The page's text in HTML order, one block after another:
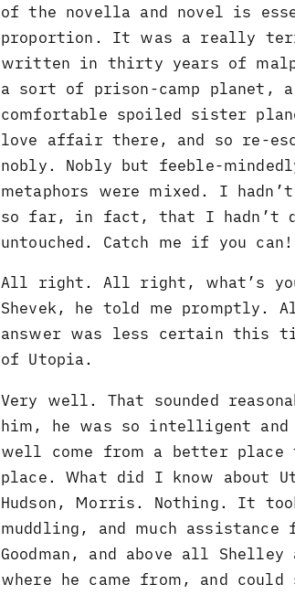
of the novella and novel is
proportion. It was a really
written in thirty years of
a sort of prison-camp planet,
comfortable spoiled sister
love affair there, and so re-
nobly. Nobly but feeble-
metaphors were mixed. I
so far, in fact, that I hadn’t
untouched. Catch me if you can!
All right. All right, what’s
Shevek, he told me promptly.
answer was less certain
of Utopia.
Very well. That sounded
him, he was so intelligent
well come from a better place
place. What did I know about
Hudson, Morris. Nothing. It
muddling, and much assistance
Goodman, and above all
where he came from, and